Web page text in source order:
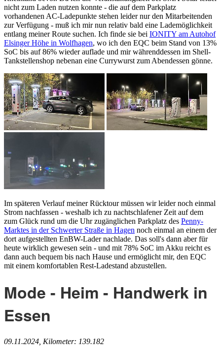
nicht zum Laden nutzen konnte - die auf dem Parkplatz
vorhandenen AC-Ladepunkte stehen leider nur den Mitarbeitenden
zur Verfügung - muß ich mir nun relativ bald eine Lademöglichkeit
entlang meiner Route suchen. Ich finde sie bei IONITY am Autohof
Elsinger Höhe in Wolfhagen, wo ich den EQC beim Stand von 13%
SoC bis auf 86% wieder auflade und mir währenddessen im Shell-
Tankstellenshop nebenan eine Currywurst zum Abendessen gönne.
Im späteren Verlauf meiner Rücktour müssen wir leider noch einmal
Strom nachfassen - weshalb ich zu nachtschlafener Zeit auf dem
zum Glück rund um die Uhr zugänglichen Parkplatz des Penny-
Marktes in der Schwerter Straße in Hagen noch einmal an einem der
dort aufgestellten EnBW-Lader nachlade. Das soll's dann aber für
heute wirklich gewesen sein - und mit 78% SoC im Akku reicht es
dann auch bequem bis nach Hause und ermöglicht mir, den EQC
mit einem komfortablen Rest-Ladestand abzustellen.
Mode - Heim - Handwerk in
Essen
09.11.2024, Kilometer: 139.182